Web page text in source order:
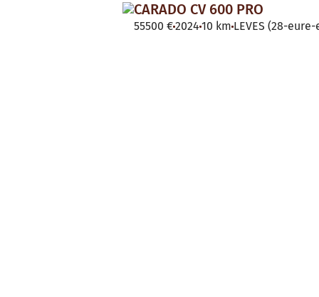
CARADO CV 600 PRO
55500 €2024 10 km LEVES (28-